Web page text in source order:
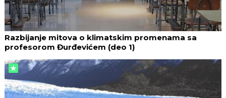
Razbijanje mitova o klimatskim promenama sa
profesorom Đurđevićem (deo 1)